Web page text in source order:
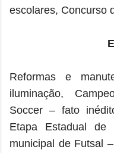
escolares, Concurso
Reformas e
iluminação,
Soccer – fato
Etapa Estadual de
municipal de Futsal